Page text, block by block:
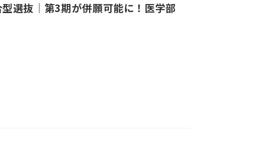
選抜｜第3期が併願可能に！医学部